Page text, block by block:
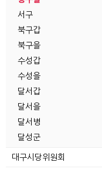
서구
북구갑
북구을
수성갑
수성을
달서갑
달서을
달서병
달성군
대구시당위원회